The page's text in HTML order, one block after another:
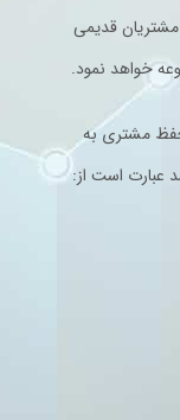
قدیمی
خواهد نمود.
مشتری به
عبارت است از: